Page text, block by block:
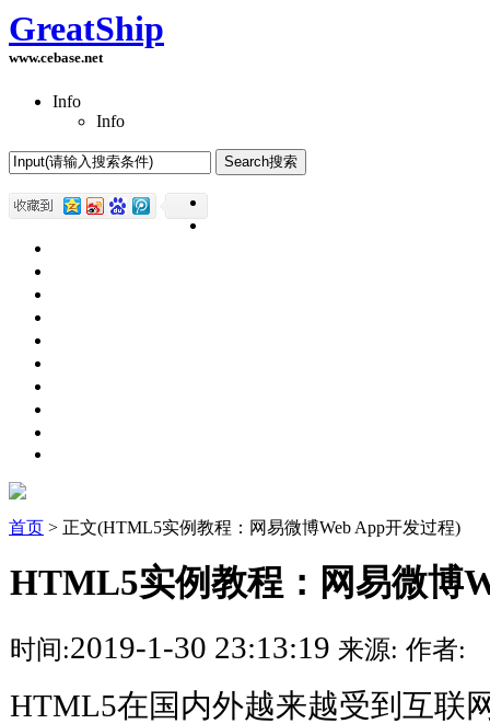
GreatShip
www.cebase.net
Info
Info
首页 > 正文(HTML5实例教程：网易微博Web App开发过程)
HTML5实例教程：网易微博
时间:2019-1-30 23:13:19 来源: 作者:
HTML5在国内外越来越受到互联